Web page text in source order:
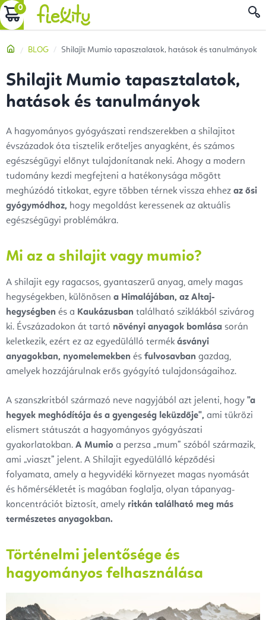
Ugrás
a
tartalomhoz
KOSÁR
Kezdőlap
BLOG Shilajit Mumio tapasztalatok, hatások és tanulmányok
Shilajit Mumio tapasztalatok,
hatások és tanulmányok
A hagyományos gyógyászati rendszerekben a shilajitot
évszázadok óta tisztelik erőteljes anyagként, és számos
egészségügyi előnyt tulajdonítanak neki. Ahogy a modern
tudomány kezdi megfejteni a hatékonysága mögött
meghúzódó titkokat, egyre többen térnek vissza ehhez az ősi
gyógymódhoz, hogy megoldást keressenek az aktuális
egészségügyi problémákra.
Mi az a shilajit vagy mumio?
A shilajit egy ragacsos, gyantaszerű anyag, amely magas
hegységekben, különösen a Himalájában, az Altaj-
hegységben és a Kaukázusban található sziklákból szivárog
ki. Évszázadokon át tartó növényi anyagok bomlása során
keletkezik, ezért ez az egyedülálló termék ásványi
anyagokban, nyomelemekben és fulvosavban gazdag,
amelyek hozzájárulnak erős gyógyító tulajdonságaihoz.
A szanszkritból származó neve nagyjából azt jelenti, hogy "a
hegyek meghódítója és a gyengeség leküzdője", ami tükrözi
elismert státuszát a hagyományos gyógyászati
gyakorlatokban. A Mumio a perzsa „mum” szóból származik,
ami „viaszt” jelent. A Shilajit egyedülálló képződési
folyamata, amely a hegyvidéki környezet magas nyomását
és hőmérsékletét is magában foglalja, olyan tápanyag-
koncentrációt biztosít, amely ritkán található meg más
természetes anyagokban.
Történelmi jelentősége és
hagyományos felhasználása